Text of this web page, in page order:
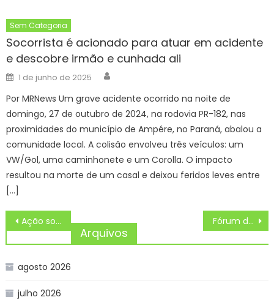
Sem Categoria
Socorrista é acionado para atuar em acidente
e descobre irmão e cunhada ali
Posted
on
1 de junho de 2025
Por MRNews Um grave acidente ocorrido na noite de
domingo, 27 de outubro de 2024, na rodovia PR-182, nas
proximidades do município de Ampére, no Paraná, abalou a
comunidade local. A colisão envolveu três veículos: um
VW/Gol, uma caminhonete e um Corolla. O impacto
resultou na morte de um casal e deixou feridos leves entre
[…]
Navegação
de
Ação social da Prefeitura de Sorocaba e do Luna Park é prorrogada até o dia 3 de julho – Agência de Notícias Fórum de Gestoras de Políticas para Mulheres ocupa espaço inédito no 4º Congresso dos Municípios de MS
Arquivos
agosto 2026
julho 2026